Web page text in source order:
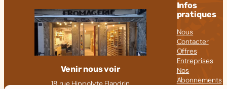
Venir nous voir
18 rue Hippolyte Flandrin
Infos
pratiques
Nous
Contacter
Offres
Entreprises
Nos
Abonnements